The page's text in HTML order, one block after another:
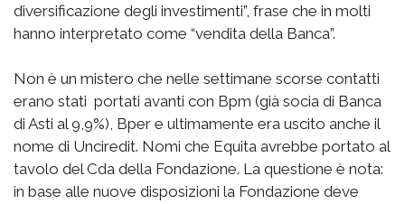
diversificazione degli investimenti”, frase che in molti
hanno interpretato come “vendita della Banca”.
Non è un mistero che nelle settimane scorse contatti
erano stati portati avanti con Bpm (già socia di Banca
di Asti al 9,9%), Bper e ultimamente era uscito anche il
nome di Unciredit. Nomi che Equita avrebbe portato al
tavolo del Cda della Fondazione. La questione è nota:
in base alle nuove disposizioni la Fondazione deve